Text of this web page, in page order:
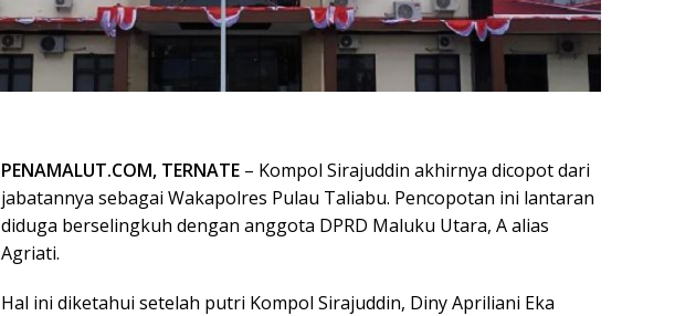
PENAMALUT.COM, TERNATE – Kompol Sirajuddin akhirnya dicopot dari
jabatannya sebagai Wakapolres Pulau Taliabu. Pencopotan ini lantaran
diduga berselingkuh dengan anggota DPRD Maluku Utara, A alias
Agriati.
Hal ini diketahui setelah putri Kompol Sirajuddin, Diny Apriliani Eka